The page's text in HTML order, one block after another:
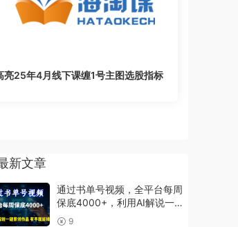
亮25年4月线下课缠1号主图选股指标
新文章
通过书单号视频，全平台每周
保底4000+，利用AI解说一键
原创作品【揭秘】
9